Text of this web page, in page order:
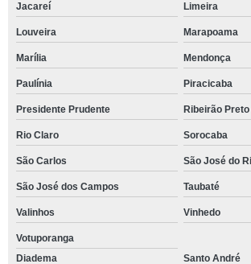
Jacareí Limeira
Louveira Marapoama
Marília Mendonça
Paulínia Piracicaba
Presidente Prudente Ribeirão Preto
Rio Claro Sorocaba
São Carlos São José do
São José dos Campos Taubaté
Valinhos Vinhedo
Votuporanga
Diadema
Santo André